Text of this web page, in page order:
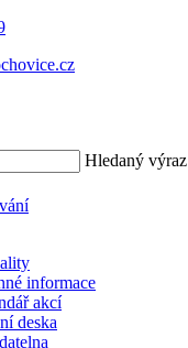
Hledaný výraz
informace
akcí
deska